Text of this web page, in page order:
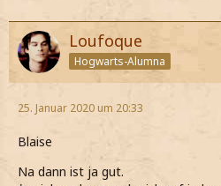
Loufoque
Hogwarts-Alumna
25. Januar 2020 um 20:33
Blaise
Na dann ist ja gut.